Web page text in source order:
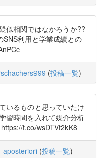
似相関ではなかろうか??
利用と学業成績との
(投稿一覧)
いるものと思っていたけ
習時間を入れて媒介分析
t.co/wsDTVt2kK8
(投稿一覧)